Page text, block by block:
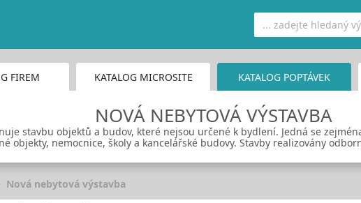
FIREM KATALOG MICROSITE KATALOG POPTÁVEK
NOVÁ NEBYTOVÁ VÝSTAVBA
stavbu objektů a budov, které nejsou určené k bydlení. Jedná se
objekty, nemocnice, školy a kancelářské budovy. Stavby realizovány
Nová nebytová výstavba